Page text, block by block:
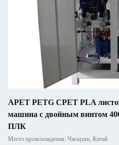
APET PETG CPET PLA
машина с двойным винтом
ПЛК
Место происхождения: Чжэцзян, Китай